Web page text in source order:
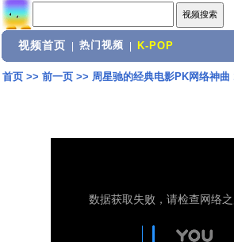
视频首页 热门视频 K-POP
首页>> 前一页>> 周星驰的经典电影PK网络神曲